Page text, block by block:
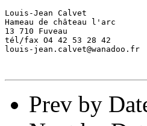
Louis-Jean Calvet
Hameau de château l'arc
13 710 Fuveau
tél/fax O4 42 53 28 42
louis-jean.calvet@wanadoo.fr
Prev by